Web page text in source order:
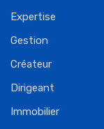
Expertise
Gestion
Créateur
Dirigeant
Immobilier